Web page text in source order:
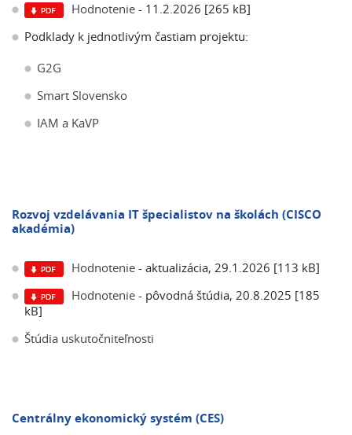
Hodnotenie - 11.2.2026 [265 kB]
Podklady k jednotlivým častiam projektu:
G2G
Smart Slovensko
IAM a KaVP
Rozvoj vzdelávania IT špecialistov na školách (CISCO
akadémia)
Hodnotenie - aktualizácia, 29.1.2026 [113 kB]
Hodnotenie - pôvodná štúdia, 20.8.2025 [185
kB]
Štúdia uskutočniteľnosti
Centrálny ekonomický systém (CES)